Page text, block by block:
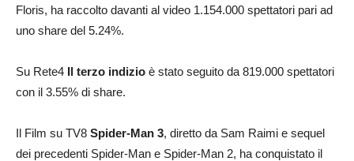
Floris, ha raccolto davanti al video 1.154.000 spettatori pari ad
uno share del 5.24%.
Su Rete4 Il terzo indizio è stato seguito da 819.000 spettatori
con il 3.55% di share.
Il Film su TV8 Spider-Man 3, diretto da Sam Raimi e sequel
dei precedenti Spider-Man e Spider-Man 2, ha conquistato il